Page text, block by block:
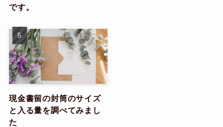
です。
現金書留の封筒のサイズ
と入る量を調べてみまし
た